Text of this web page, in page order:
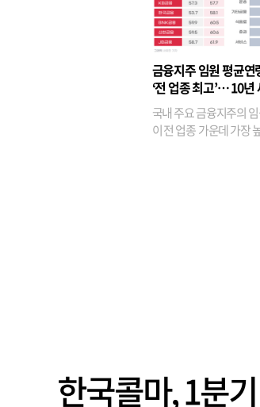
금융지주 임원 평균연
‘전 업종 최고’… 10년
원은 14배 껑충
국내 주요 금융지주의
이 전 업종 가운데 가장
한국콜마, 1분